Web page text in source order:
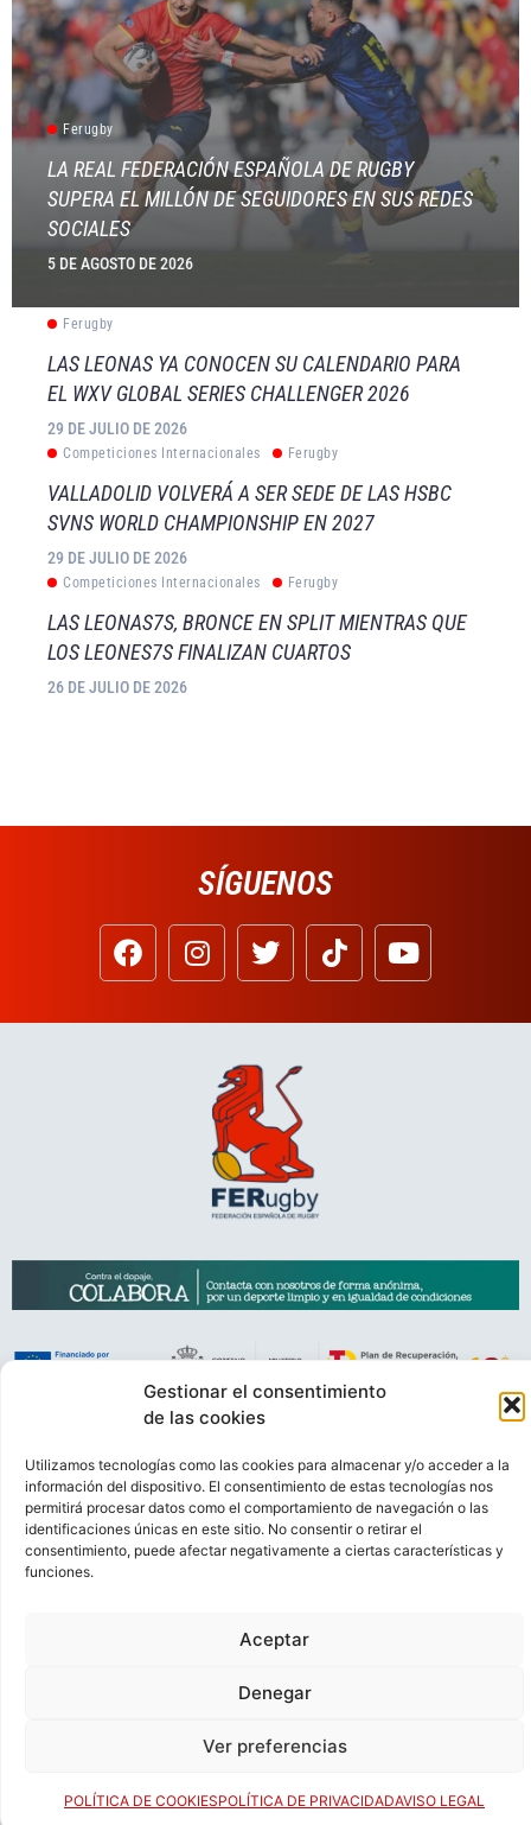
Gestionar el consentimiento
de las cookies
Utilizamos tecnologías como las cookies para almacenar y/o acceder a la
información del dispositivo. El consentimiento de estas tecnologías nos
permitirá procesar datos como el comportamiento de navegación o las
identificaciones únicas en este sitio. No consentir o retirar el
consentimiento, puede afectar negativamente a ciertas características y
funciones.
Aceptar
Denegar
Ver preferencias
POLÍTICA DE COOKIESPOLÍTICA DE PRIVACIDADAVISO LEGAL
Ferugby
LA REAL FEDERACIÓN ESPAÑOLA DE RUGBY
SUPERA EL MILLÓN DE SEGUIDORES EN SUS REDES
SOCIALES
5 DE AGOSTO DE 2026
Ferugby
LAS LEONAS YA CONOCEN SU CALENDARIO PARA
EL WXV GLOBAL SERIES CHALLENGER 2026
29 DE JULIO DE 2026
Competiciones Internacionales Ferugby
VALLADOLID VOLVERÁ A SER SEDE DE LAS HSBC
SVNS WORLD CHAMPIONSHIP EN 2027
29 DE JULIO DE 2026
Competiciones Internacionales Ferugby
LAS LEONAS7S, BRONCE EN SPLIT MIENTRAS QUE
LOS LEONES7S FINALIZAN CUARTOS
26 DE JULIO DE 2026
SÍGUENOS
POLÍTICA DE COOKIESPOLÍTICA DE VENTASAVISO LEGAL
CONTACTO
© FEDERACIÓN ESPAÑOLA DE RUGBY 2023.